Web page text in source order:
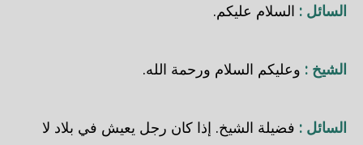
السائل : السلام عليكم.
الشيخ : وعليكم السلام ورحمة الله.
السائل : فضيلة الشيخ. إذا كان رجل يعيش في بلاد لا